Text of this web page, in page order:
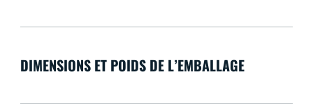
DIMENSIONS ET POIDS DE L’EMBALLAGE